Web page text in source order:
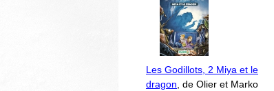
Les Godillots, 2 Miya et le
dragon , de Olier et Marko